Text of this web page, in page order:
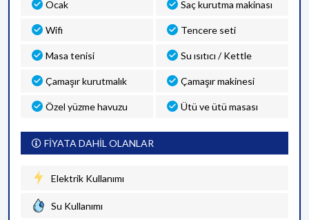
Ocak Saç kurutma makinası
Wifi Tencere seti
Masa tenisi Su ısıtıcı / Kettle
Çamaşır kurutmalık Çamaşır makinesi
Özel yüzme havuzu Ütü ve ütü masası
FİYATA DAHİL OLANLAR
Elektrik Kullanımı
Su Kullanımı